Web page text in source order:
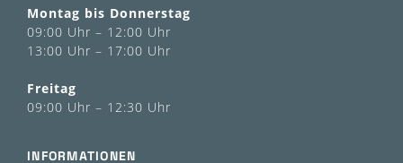
Montag bis Donnerstag
09:00 Uhr – 12:00 Uhr
13:00 Uhr – 17:00 Uhr
Freitag
09:00 Uhr – 12:30 Uhr
INFORMATIONEN